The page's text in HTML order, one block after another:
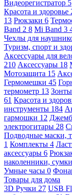
Видеорегистратор 5
Красота и здоровье
13 Рюкзаки 6
Band 2 8 Mi Band 3
Чехлы для
Туризм, спорт и
Аксессуары для
210 Аксессуары 18
Мотозащита 15
Гермомешки 45
термометр 13 Зонты
61 Красота и
инструменты 184
гармошки 12
электрогитары 28
Подводные маски,
1 Комплекты 4
аксессуары 6
наколенники, сумки
Умные часы 0
Товары для дома
3D Ручки 27 USB